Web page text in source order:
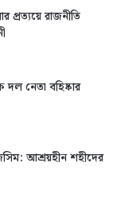
রাজনীতি
দল নেতা বহিষ্কার
আশ্রয়হীন শহীদের